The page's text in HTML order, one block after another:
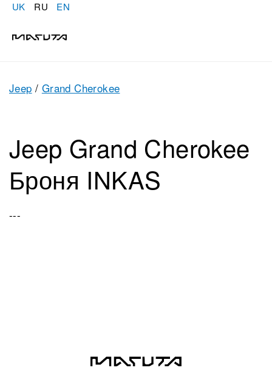
UK RU EN
Jeep / Grand Cherokee
Jeep Grand Cherokee
Броня INKAS
---